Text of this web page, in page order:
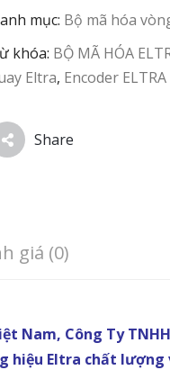
mục: Bộ mã hóa
khóa: BỘ MÃ HÓA
Eltra, Encoder
Share
giá (0)
Nam, Công Ty
hiệu Eltra chất lượng